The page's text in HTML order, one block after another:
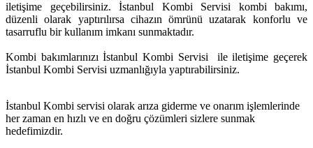
iletişime geçebilirsiniz. İstanbul Kombi Servisi kombi bakımı,
düzenli olarak yaptırılırsa cihazın ömrünü uzatarak konforlu ve
tasarruflu bir kullanım imkanı sunmaktadır.
Kombi bakımlarınızı İstanbul Kombi Servisi ile iletişime geçerek
İstanbul Kombi Servisi uzmanlığıyla yaptırabilirsiniz.
İstanbul Kombi servisi olarak arıza giderme ve onarım işlemlerinde
her zaman en hızlı ve en doğru çözümleri sizlere sunmak
hedefimizdir.